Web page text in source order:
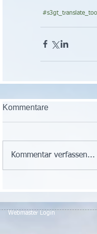
Kommentare
Kommentar verfassen...
Webmaster Login